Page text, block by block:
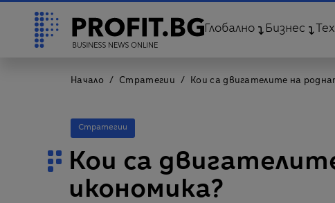
Глобално Бизнес
Начало Стратегии Кои са двигателите на
Стратегии
Кои са
икономика?